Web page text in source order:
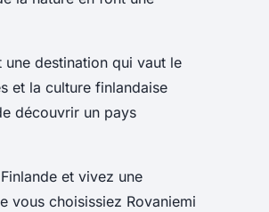
une destination qui vaut le
et la culture finlandaise
découvrir un pays
et vivez une
vous choisissiez Rovaniemi